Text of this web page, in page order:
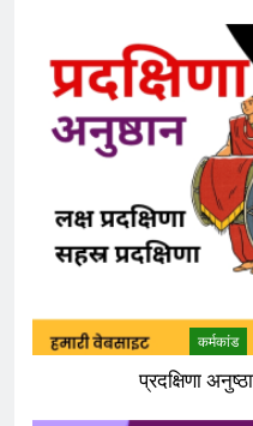
कर्मकांड
प्रदक्षिणा